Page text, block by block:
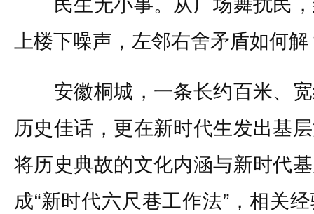
民生无小事。从广场舞扰民，
上楼下噪声，左邻右舍矛盾如何解
安徽桐城，一条长约百米、宽
历史佳话，更在新时代生发出基
将历史典故的文化内涵与新时代
成“新时代六尺巷工作法”，相关